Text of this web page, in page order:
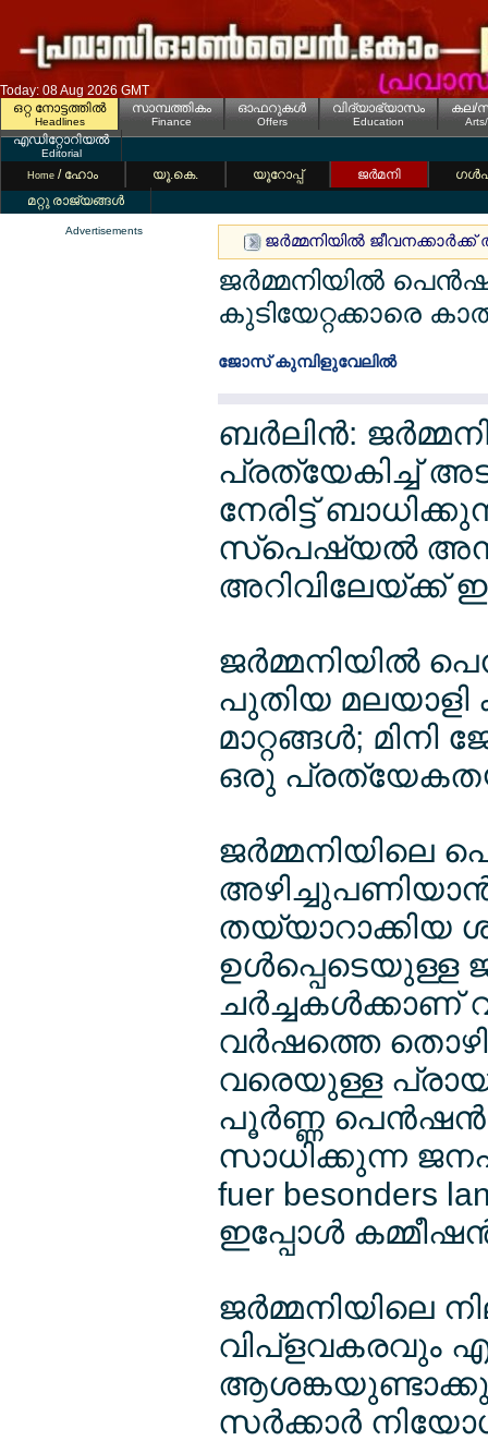
Today: 08 Aug 2026 GMT
ഒറ്റ നോട്ടത്തില്‍
Headlines
സാമ്പത്തികം
Finance
ഓഫറുകള്‍
Offers
വിദ്യാഭ്യാസം
Education
കല/
എഡിറ്റോറിയല്‍
Editorial
Home / ഹോം യൂ.കെ. യൂറോപ്പ് ജര്‍മനി
മറ്റു രാജ്യങ്ങള്‍
Advertisements
ജര്‍മ്മനിയില്‍
ജര്‍മ്മനിയില്‍
കുടിയേറ്റക്കാരെ
ജോസ് കുമ്പിളുവേലില്‍
ബര്‍ലിന്‍:
പ്രത്യേകിച്ച്
നേരിട്ട്
സ്പെഷ്യല്‍
അറിവിലേയ്ക്ക്
ജര്‍മ്മനിയില്‍
പുതിയ മലയാളി
മാറ്റങ്ങള്‍;
ഒരു
ജര്‍മ്മനിയിലെ
അഴിച്ചുപണിയാന്‍
തയ്യാറാക്കിയ
ഉള്‍പ്പെടെയുള്ള
ചര്‍ച്ചകള്‍ക്കാണ്
വര്‍ഷത്തെ
വരെയുള്ള
പൂര്‍ണ്ണ പെന്‍ഷന്‍
സാധിക്കുന്ന
fuer besonders
ഇപ്പോള്‍
ജര്‍മ്മനിയിലെ
വിപ്ളവകരവും
സര്‍ക്കാര്‍